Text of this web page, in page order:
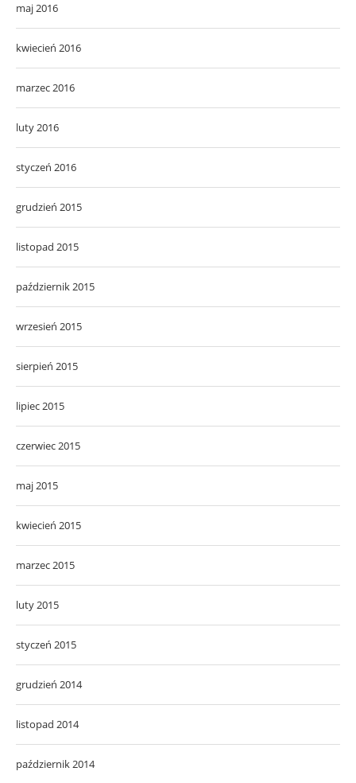
maj 2016
kwiecień 2016
marzec 2016
luty 2016
styczeń 2016
grudzień 2015
listopad 2015
październik 2015
wrzesień 2015
sierpień 2015
lipiec 2015
czerwiec 2015
maj 2015
kwiecień 2015
marzec 2015
luty 2015
styczeń 2015
grudzień 2014
listopad 2014
październik 2014